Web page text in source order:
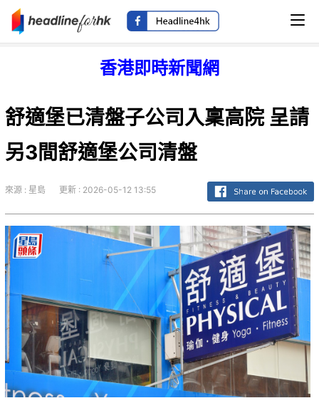
香港即時新聞網
舒適堡已清盤子公司入稟高院 呈請
另3間舒適堡公司清盤
來源 : 星島 更新 : 2026-05-12 13:55